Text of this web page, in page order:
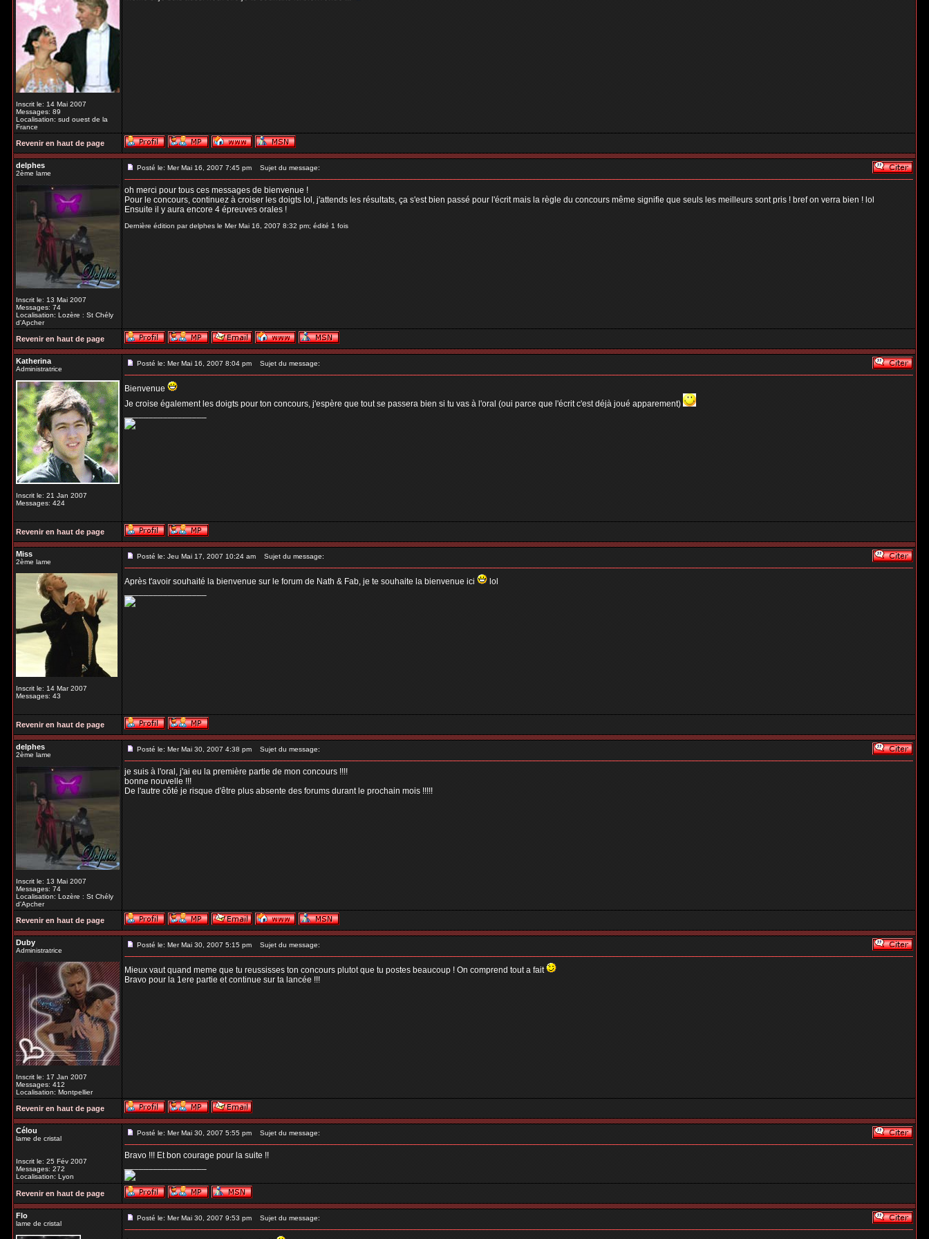
Inscrit le: 14 Mai 2007
Messages: 89
Localisation: sud ouest de la
France
Revenir en haut de page
delphes
2ème lame
Inscrit le: 13 Mai 2007
Messages: 74
Localisation: Lozère : St Chély
d'Apcher
Posté le: Mer Mai 16, 2007 7:45 pm Sujet du message:
oh merci pour tous ces messages de bienvenue !
Pour le concours, continuez à croiser les doigts lol, j'attends les résultats, ça s'est bien passé pour l'écrit mais la règle du concours même signifie que seuls les meilleurs sont pris ! bref on verra bien ! lol
Ensuite il y aura encore 4 épreuves orales !
Dernière édition par delphes le Mer Mai 16, 2007 8:32 pm; édité 1 fois
Revenir en haut de page
Katherina
Administratrice
Inscrit le: 21 Jan 2007
Messages: 424
Posté le: Mer Mai 16, 2007 8:04 pm Sujet du message:
Bienvenue
Je croise également les doigts pour ton concours, j'espère que tout se passera bien si tu vas à l'oral (oui parce que l'écrit c'est déjà joué apparement)
_________________
Revenir en haut de page
Miss
2ème lame
Inscrit le: 14 Mar 2007
Messages: 43
Posté le: Jeu Mai 17, 2007 10:24 am Sujet du message:
Après t'avoir souhaité la bienvenue sur le forum de Nath & Fab, je te souhaite la bienvenue ici
lol
_________________
Revenir en haut de page
delphes
2ème lame
Inscrit le: 13 Mai 2007
Messages: 74
Localisation: Lozère : St Chély
d'Apcher
Posté le: Mer Mai 30, 2007 4:38 pm Sujet du message:
je suis à l'oral, j'ai eu la première partie de mon concours !!!!
bonne nouvelle !!!
De l'autre côté je risque d'être plus absente des forums durant le prochain mois !!!!!
Revenir en haut de page
Duby
Administratrice
Inscrit le: 17 Jan 2007
Messages: 412
Localisation: Montpellier
Posté le: Mer Mai 30, 2007 5:15 pm Sujet du message:
Mieux vaut quand meme que tu reussisses ton concours plutot que tu postes beaucoup ! On comprend tout a fait
Bravo pour la 1ere partie et continue sur ta lancée !!!
Revenir en haut de page
Célou
lame de cristal
Inscrit le: 25 Fév 2007
Messages: 272
Localisation: Lyon
Posté le: Mer Mai 30, 2007 5:55 pm Sujet du message:
Bravo !!! Et bon courage pour la suite !!
_________________
Revenir en haut de page
Flo
lame de cristal
Posté le: Mer Mai 30, 2007 9:53 pm Sujet du message: